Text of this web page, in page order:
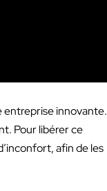
entreprise innovante.
Pour libérer ce
afin de les